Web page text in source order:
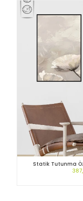
Statik Tutunma